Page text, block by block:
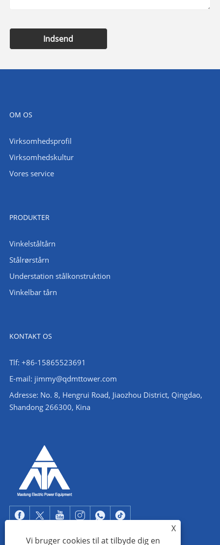
Indsend
OM OS
Virksomhedsprofil
Virksomhedskultur
Vores service
PRODUKTER
Vinkelståltårn
Stålrørstårn
Understation stålkonstruktion
Vinkelbar tårn
KONTAKT OS
Tlf: +86-15865523691
E-mail: jimmy@qdmttower.com
Adresse: No. 8, Hengrui Road, Jiaozhou District, Qingdao,
Shandong 266300, Kina
X
Vi bruger cookies til at tilbyde dig en